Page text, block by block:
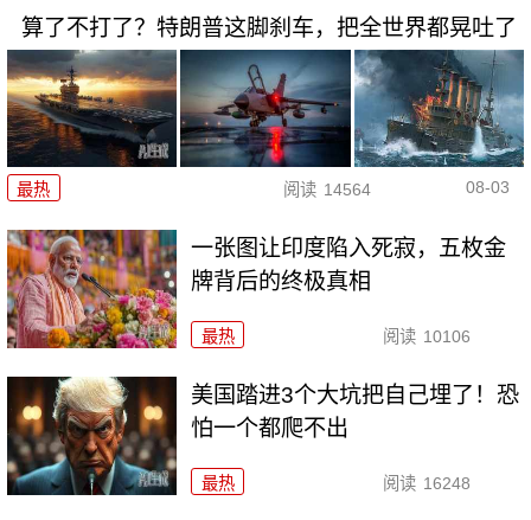
算了不打了？特朗普这脚刹车，把全世界都晃吐了
最热 阅读 14564 08-03
一张图让印度陷入死寂，五枚金
牌背后的终极真相
最热 阅读 10106
美国踏进3个大坑把自己埋了！恐
怕一个都爬不出
最热 阅读 16248